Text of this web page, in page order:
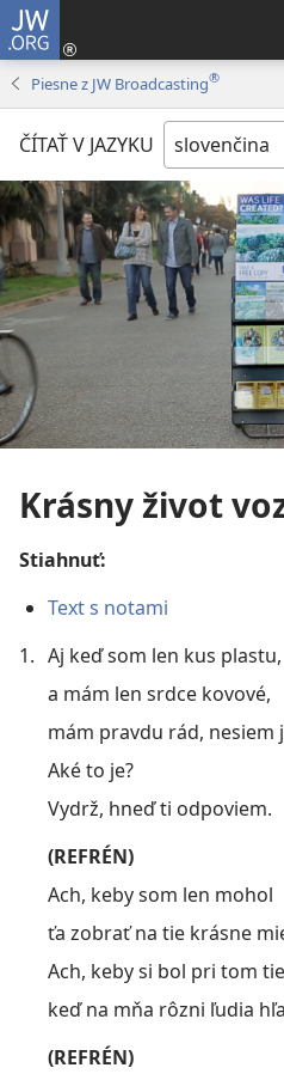
JW.ORG
Piesne z JW Broadcasting®
ČÍTAŤ V JAZYKU
Krásny život
Stiahnuť:
Text s notami
1. Aj keď som len kus
a mám len srdce kovové,
mám pravdu rád, nesiem
Aké to je?
Vydrž, hneď ti odpoviem.
(REFRÉN)
Ach, keby som len mohol
ťa zobrať na tie krásne
Ach, keby si bol pri tom
keď na mňa rôzni ľudia
(REFRÉN)